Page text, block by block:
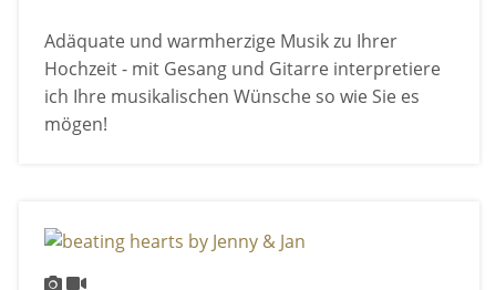
Adäquate und warmherzige Musik zu Ihrer
Hochzeit - mit Gesang und Gitarre interpretiere
ich Ihre musikalischen Wünsche so wie Sie es
mögen!